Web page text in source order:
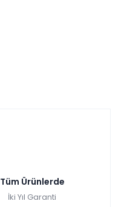
Tüm Ürünlerde
İki Yıl Garanti